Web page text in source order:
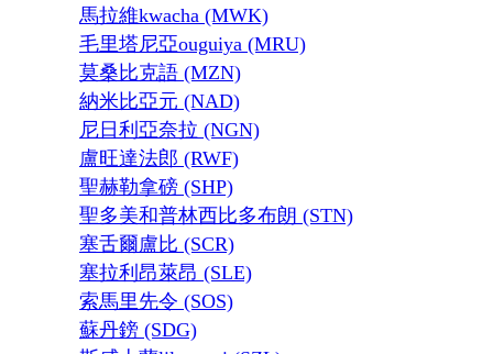
馬拉維kwacha (MWK)
毛里塔尼亞ouguiya (MRU)
莫桑比克語 (MZN)
納米比亞元 (NAD)
尼日利亞奈拉 (NGN)
盧旺達法郎 (RWF)
聖赫勒拿磅 (SHP)
聖多美和普林西比多布朗 (STN)
塞舌爾盧比 (SCR)
塞拉利昂萊昂 (SLE)
索馬里先令 (SOS)
蘇丹鎊 (SDG)